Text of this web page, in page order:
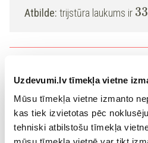
Uzdevumi.lv tīmekļa vietne
Mūsu tīmekļa vietne izmanto
kas tiek izvietotas pēc
tehniski atbilstošu tīmekļa
Atbilde: trijstūra laukums ir
skaitļus sareizināt, bet
− −
−−
√
Hērona formulu var izmantot